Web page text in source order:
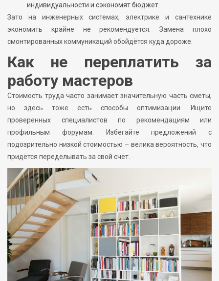
индивидуальности и сэкономят бюджет.
Зато на инженерных системах, электрике и сантехнике
экономить крайне не рекомендуется. Замена плохо
смонтированных коммуникаций обойдётся куда дороже.
Как не переплатить за
работу мастеров
Стоимость труда часто занимает значительную часть сметы,
но здесь тоже есть способы оптимизации. Ищите
проверенных специалистов по рекомендациям или
профильным форумам. Избегайте предложений с
подозрительно низкой стоимостью – велика вероятность, что
придётся переделывать за свой счёт.